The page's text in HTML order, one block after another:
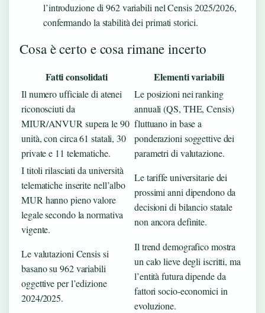
l’introduzione di 962 variabili nel Censis 2025/2026,
confermando la stabilità dei primati storici.
Cosa è certo e cosa rimane incerto
Fatti consolidati Elementi variabili
Il numero ufficiale di atenei
riconosciuti da
MIUR/ANVUR supera le 90
unità, con circa 61 statali, 30
private e 11 telematiche.
Le posizioni nei ranking
annuali (QS, THE, Censis)
fluttuano in base a
ponderazioni soggettive dei
parametri di valutazione.
I titoli rilasciati da università
telematiche inserite nell’albo
MUR hanno pieno valore
legale secondo la normativa
vigente.
Le tariffe universitarie dei
prossimi anni dipendono da
decisioni di bilancio statale
non ancora definite.
Le valutazioni Censis si
basano su 962 variabili
oggettive per l’edizione
2024/2025.
Il trend demografico mostra
un calo lieve degli iscritti, ma
l’entità futura dipende da
fattori socio-economici in
evoluzione.